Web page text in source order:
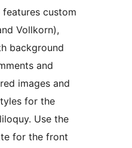
custom
Vollkorn),
background
and
images and
for the
Use the
for the front